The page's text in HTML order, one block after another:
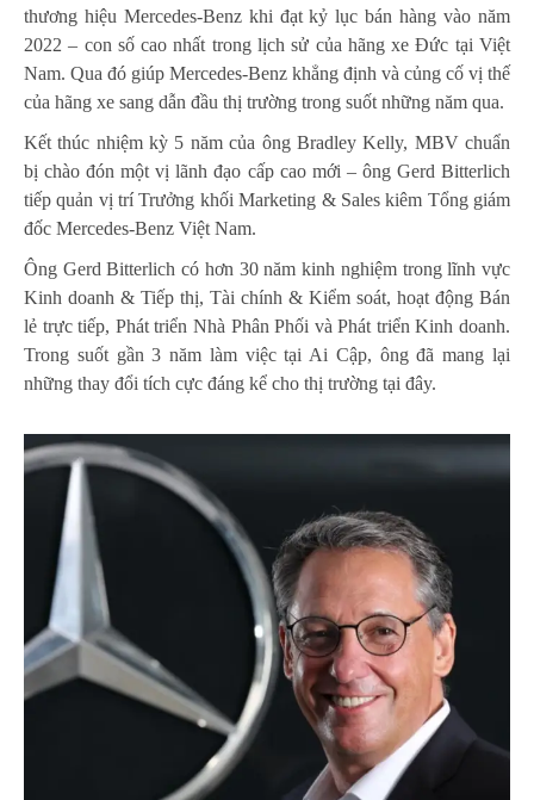
thương hiệu Mercedes-Benz khi đạt kỷ lục bán hàng vào năm
2022 – con số cao nhất trong lịch sử của hãng xe Đức tại Việt
Nam. Qua đó giúp Mercedes-Benz khẳng định và củng cố vị thế
của hãng xe sang dẫn đầu thị trường trong suốt những năm qua.
Kết thúc nhiệm kỳ 5 năm của ông Bradley Kelly, MBV chuẩn
bị chào đón một vị lãnh đạo cấp cao mới – ông Gerd Bitterlich
tiếp quản vị trí Trưởng khối Marketing & Sales kiêm Tổng giám
đốc Mercedes-Benz Việt Nam.
Ông Gerd Bitterlich có hơn 30 năm kinh nghiệm trong lĩnh vực
Kinh doanh & Tiếp thị, Tài chính & Kiểm soát, hoạt động Bán
lẻ trực tiếp, Phát triển Nhà Phân Phối và Phát triển Kinh doanh.
Trong suốt gần 3 năm làm việc tại Ai Cập, ông đã mang lại
những thay đổi tích cực đáng kể cho thị trường tại đây.